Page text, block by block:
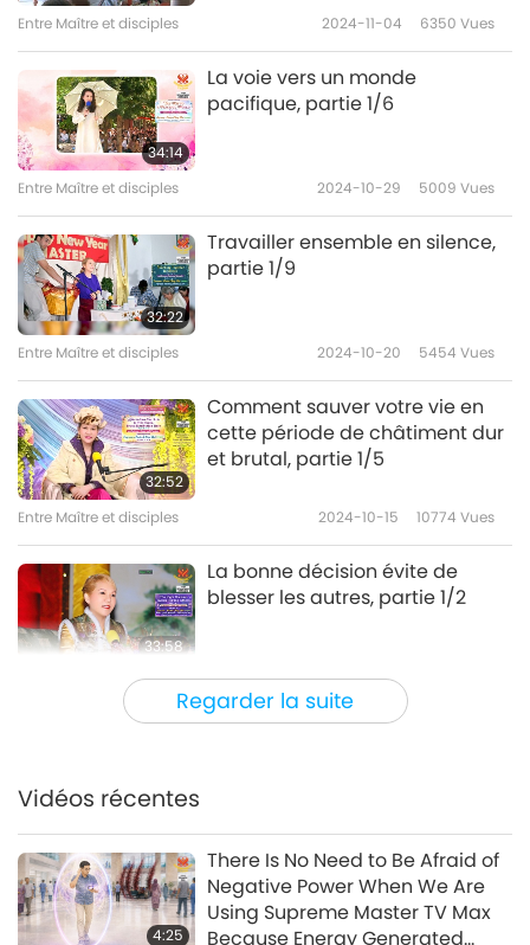
Regarder la suite
Entre Maître et disciples 2024-11-04 6350 Vues
34:14
La voie vers un monde
pacifique, partie 1/6
Entre Maître et disciples 2024-10-29 5009 Vues
32:22
Travailler ensemble en silence,
partie 1/9
Entre Maître et disciples 2024-10-20 5454 Vues
32:52
Comment sauver votre vie en
cette période de châtiment dur
et brutal, partie 1/5
Entre Maître et disciples 2024-10-15 10774 Vues
33:58
La bonne décision évite de
blesser les autres, partie 1/2
Entre Maître et disciples 2024-10-13
26:58
Où trouver refuge dans les
bonnes traditions religieuses, 1e
Vidéos récentes
4:25
There Is No Need to Be Afraid of
Negative Power When We Are
Using Supreme Master TV Max
Because Energy Generated